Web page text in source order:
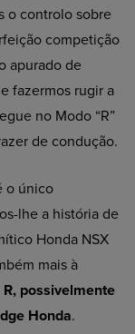
o controlo sobre
competição
apurado de
fazermos rugir a
no Modo “R”
de condução.
o único
lhe a história de
Honda NSX
mais à
possivelmente
Honda.